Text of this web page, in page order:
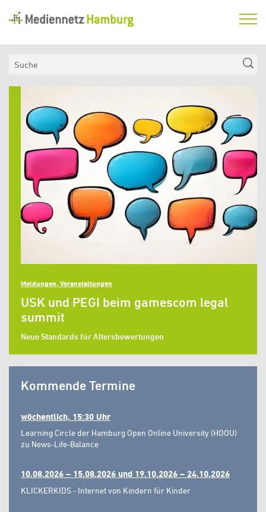
Hamburg
Aktuelles
Verein
Hamburg
Meldungen, Veranstaltungen
USK und PEGI beim gamescom legal
summit
Neue Standards für Altersbewertungen
Kommende Termine
wöchentlich, 15:30 Uhr
Learning Circle der Hamburg Open Online University (HOOU)
zu News-Life-Balance
10.08.2026 – 15.08.2026 und 19.10.2026 – 24.10.2026
KLICKERKIDS - Internet von Kindern für Kinder